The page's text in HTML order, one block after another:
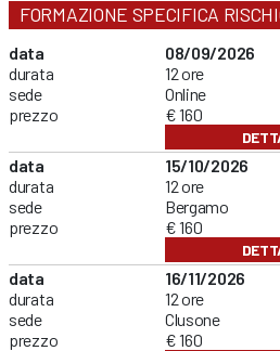
FORMAZIONE SPECIFICA
data
durata
sede
prezzo
08/09/2026
12 ore
Online
€ 160
data
durata
sede
prezzo
15/10/2026
12 ore
Bergamo
€ 160
data
durata
sede
prezzo
16/11/2026
12 ore
Clusone
€ 160